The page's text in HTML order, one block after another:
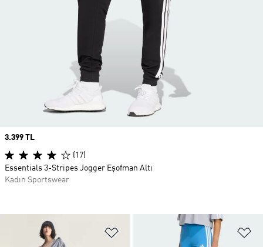
Favori Listesine Ekle
Price
3.399 TL
(17)
Essentials 3-Stripes Jogger Eşofman Altı
Kadın Sportswear